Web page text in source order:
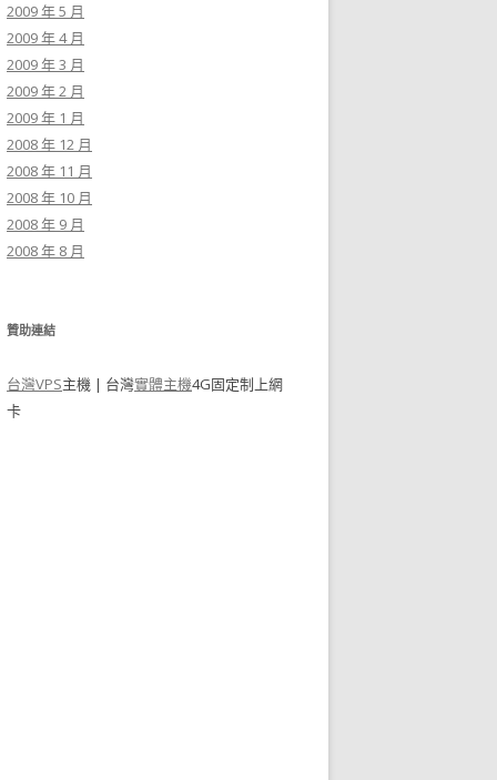
2009 年 5 月
2009 年 4 月
2009 年 3 月
2009 年 2 月
2009 年 1 月
2008 年 12 月
2008 年 11 月
2008 年 10 月
2008 年 9 月
2008 年 8 月
贊助連結
台灣VPS主機 | 台灣實體主機4G固定制上網
卡